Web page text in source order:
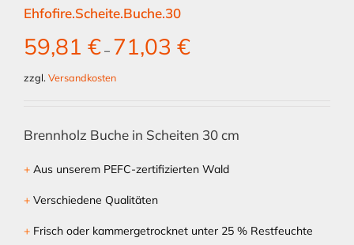
Ehfofire.Scheite.Buche.30
59,81 € – 71,03 €
zzgl. Versandkosten
Brennholz Buche in Scheiten 30 cm
+ Aus unserem PEFC-zertifizierten Wald
+ Verschiedene Qualitäten
+ Frisch oder kammergetrocknet unter 25 % Restfeuchte